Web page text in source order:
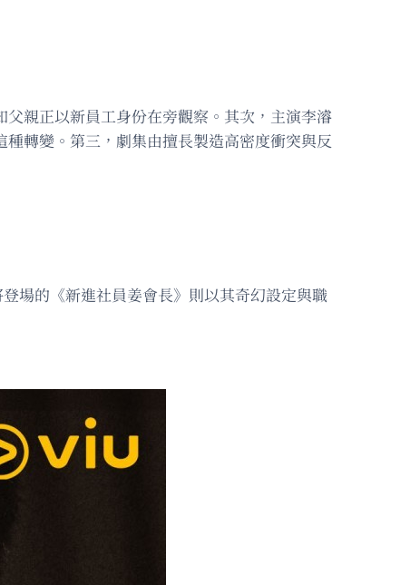
親正以新員工身份在旁觀察。其次，主演李濬
轉變。第三，劇集由擅長製造高密度衝突與反
場的《新進社員姜會長》則以其奇幻設定與職